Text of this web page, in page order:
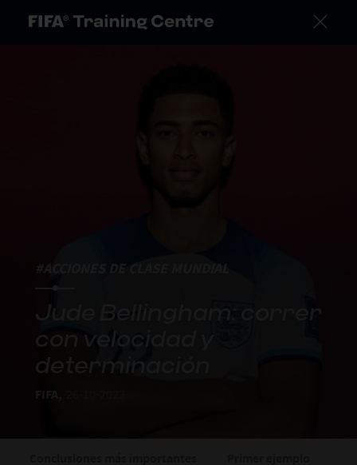
Jude Bellingham: correr
con velocidad y
determinación